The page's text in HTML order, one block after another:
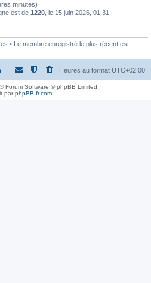
minutes)
est de 1220 , le 15 juin 2026, 01:31
• Le membre enregistré le plus récent est
Heures au format UTC+02:00
® Forum Software © phpBB Limited
parphpBB-fr.com